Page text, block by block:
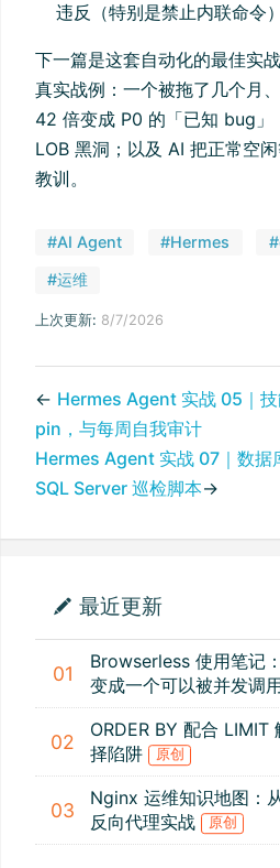
违反（特别是禁止内联命令）
下一篇是这套自动化的最佳实
真实战例：一个被拖了几个月
42 倍变成 P0 的「已知 bug」
LOB 黑洞；以及 AI 把正常空
教训。
#AI Agent #Hermes
#运维
上次更新: 8/7/2026
← Hermes Agent 实战 05｜技
pin，与每周自我审计
Hermes Agent 实战 07｜数据
SQL Server 巡检脚本→
最近更新
01
Browserless 使用笔记
变成一个可以被并发调
02
ORDER BY 配合 LIMIT
择陷阱
原创
03
Nginx 运维知识地图：
反向代理实战
原创